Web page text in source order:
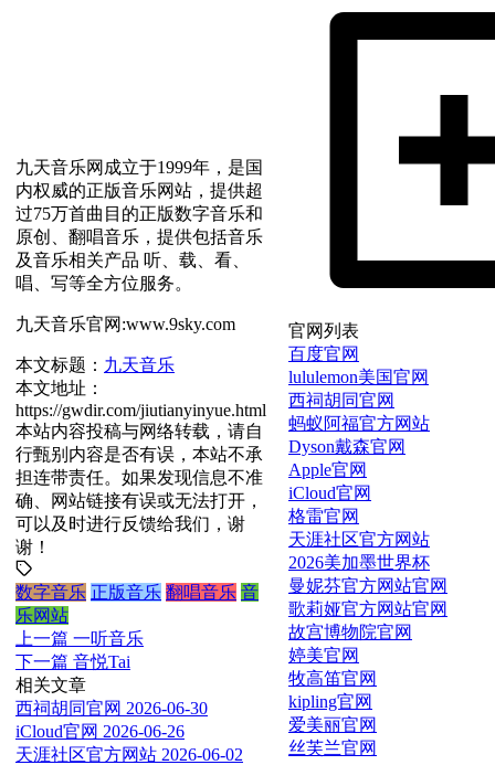
九天音乐网成立于1999年，是国
内权威的正版音乐网站，提供超
过75万首曲目的正版数字音乐和
原创、翻唱音乐，提供包括音乐
及音乐相关产品 听、载、看、
唱、写等全方位服务。
九天音乐官网:www.9sky.com
本文标题： 九天音乐
本文地址：
https://gwdir.com/jiutianyinyue.html
本站内容投稿与网络转载，请自
行甄别内容是否有误，本站不承
担连带责任。如果发现信息不准
确、网站链接有误或无法打开，
可以及时进行反馈给我们，谢
谢！
数字音乐 正版音乐 翻唱音乐 音
乐网站
上一篇 一听音乐
下一篇 音悦Tai
相关文章
西祠胡同官网 2026-06-30
iCloud官网 2026-06-26
天涯社区官方网站 2026-06-02
官网列表
百度官网
lululemon美国官网
西祠胡同官网
蚂蚁阿福官方网站
Dyson戴森官网
Apple官网
iCloud官网
格雷官网
天涯社区官方网站
2026美加墨世界杯
曼妮芬官方网站官网
歌莉娅官方网站官网
故宫博物院官网
婷美官网
牧高笛官网
kipling官网
爱美丽官网
丝芙兰官网